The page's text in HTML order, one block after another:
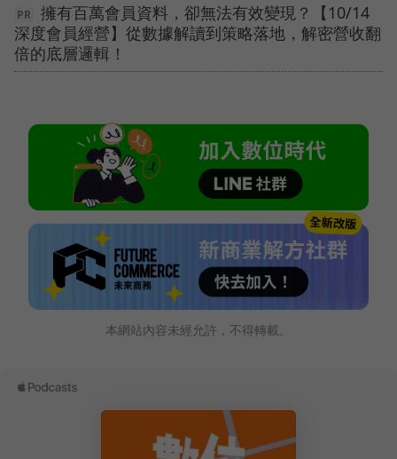
擁有百萬會員資料，卻無法有效變現？【10/14
深度會員經營】從數據解讀到策略落地，解密營收翻
倍的底層邏輯！
本網站內容未經允許，不得轉載。